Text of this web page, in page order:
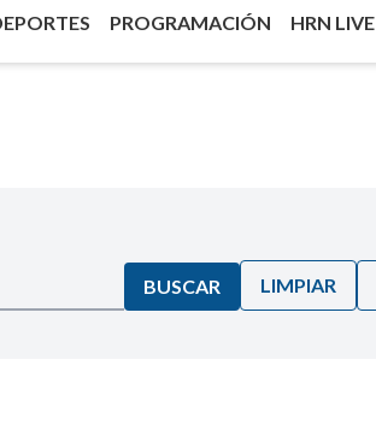
PROGRAMACIÓN HRN LIVE
BUSCAR LIMPIAR